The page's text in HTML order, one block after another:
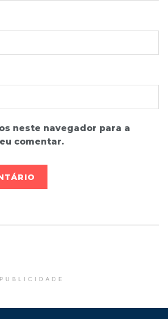
neste navegador para a
comentar.
PUBLICIDADE